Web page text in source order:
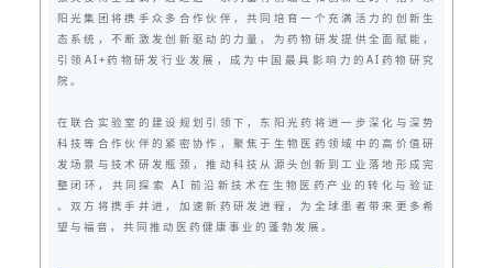
阳光集团将携手众多合作伙伴，共同培育一个充满活力的创新生
态系统，不断激发创新驱动的力量，为药物研发提供全面赋能，
引领AI+药物研发行业发展，成为中国最具影响力的AI药物研究
院。
在联合实验室的建设规划引领下，东阳光药将进一步深化与深势
科技等合作伙伴的紧密协作，聚焦于生物医药领域中的高价值研
发场景与技术研发瓶颈，推动科技从源头创新到工业落地形成完
整闭环，共同探索 AI 前沿新技术在生物医药产业的转化与验证
。双方将携手并进，加速新药研发进程，为全球患者带来更多希
望与福音，共同推动医药健康事业的蓬勃发展。